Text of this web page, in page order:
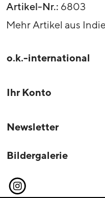
Artikel-Nr.: 6803
Mehr Artikel aus
o.k.-international
Ihr Konto
Newsletter
Bildergalerie
Instagram